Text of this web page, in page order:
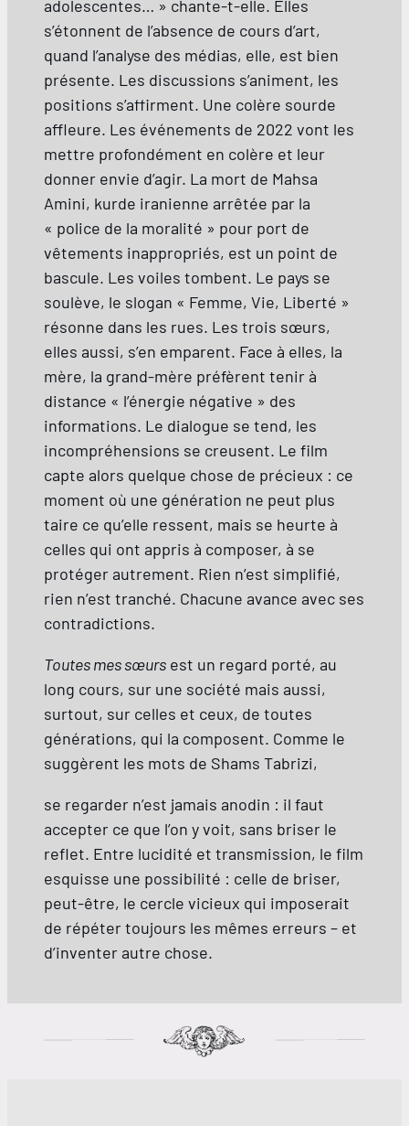
adolescentes… » chante-t-elle. Elles
s’étonnent de l’absence de cours d’art,
quand l’analyse des médias, elle, est bien
présente. Les discussions s’animent, les
positions s’affirment. Une colère sourde
affleure. Les événements de 2022 vont les
mettre profondément en colère et leur
donner envie d’agir. La mort de Mahsa
Amini, kurde iranienne arrêtée par la
« police de la moralité » pour port de
vêtements inappropriés, est un point de
bascule. Les voiles tombent. Le pays se
soulève, le slogan « Femme, Vie, Liberté »
résonne dans les rues. Les trois sœurs,
elles aussi, s’en emparent. Face à elles, la
mère, la grand-mère préfèrent tenir à
distance « l’énergie négative » des
informations. Le dialogue se tend, les
incompréhensions se creusent. Le film
capte alors quelque chose de précieux : ce
moment où une génération ne peut plus
taire ce qu’elle ressent, mais se heurte à
celles qui ont appris à composer, à se
protéger autrement. Rien n’est simplifié,
rien n’est tranché. Chacune avance avec ses
contradictions.
Toutes mes sœurs est un regard porté, au
long cours, sur une société mais aussi,
surtout, sur celles et ceux, de toutes
générations, qui la composent. Comme le
suggèrent les mots de Shams Tabrizi,
se regarder n’est jamais anodin : il faut
accepter ce que l’on y voit, sans briser le
reflet. Entre lucidité et transmission, le film
esquisse une possibilité : celle de briser,
peut-être, le cercle vicieux qui imposerait
de répéter toujours les mêmes erreurs – et
d’inventer autre chose.